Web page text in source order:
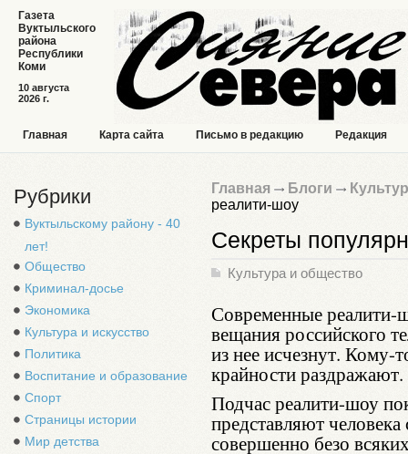
10 августа
2026 г.
Газета
Вуктыльского
района
Республики
Коми
Главная Карта сайта Письмо в редакцию Редакция
Рубрики
Вуктыльскому району - 40
лет!
Общество
Криминал-досье
Экономика
Культура и искусство
Политика
Воспитание и образование
Спорт
Страницы истории
Мир детства
Главная Блоги
реалити-шоу
Секреты
Культура и общество
Современные реалити-
вещания российского
из нее исчезнут. Кому-
крайности
Подчас реалити-шоу
представляют
совершенно безо